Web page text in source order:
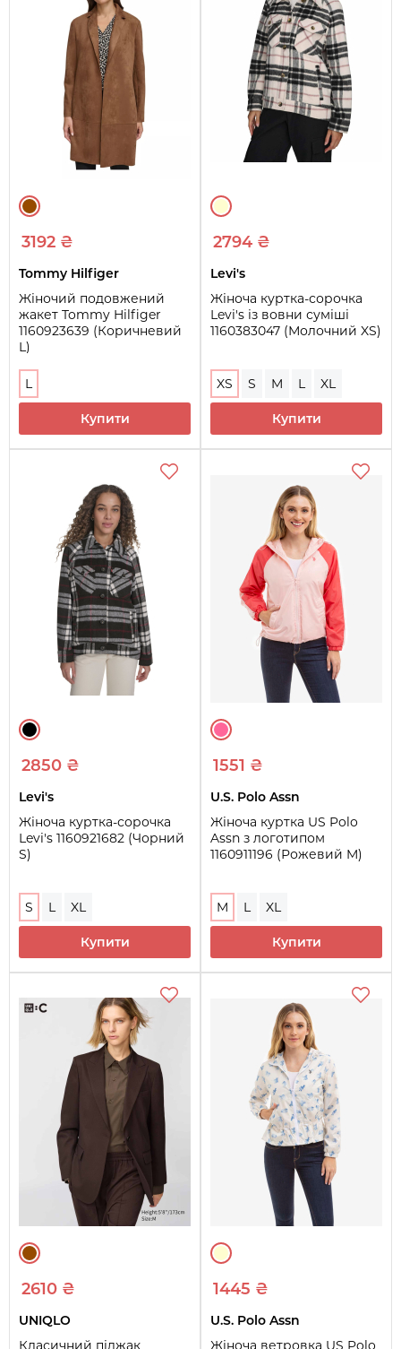
3192 ₴
Tommy Hilfiger
Жіночий подовжений
жакет Tommy Hilfiger
1160923639 (Коричневий
L)
L
Купити
2794 ₴
Levi's
Жіноча куртка-сорочка
Levi's із вовни суміші
1160383047 (Молочний XS)
XS S M L XL
Купити
2850 ₴
Levi's
Жіноча куртка-сорочка
Levi's 1160921682 (Чорний
S)
S L XL
Купити
1551 ₴
U.S. Polo Assn
Жіноча куртка US Polo
Assn з логотипом
1160911196 (Рожевий M)
M L XL
Купити
2610 ₴
UNIQLO
Класичний піджак
1445 ₴
U.S. Polo Assn
Жіноча ветровка US Polo